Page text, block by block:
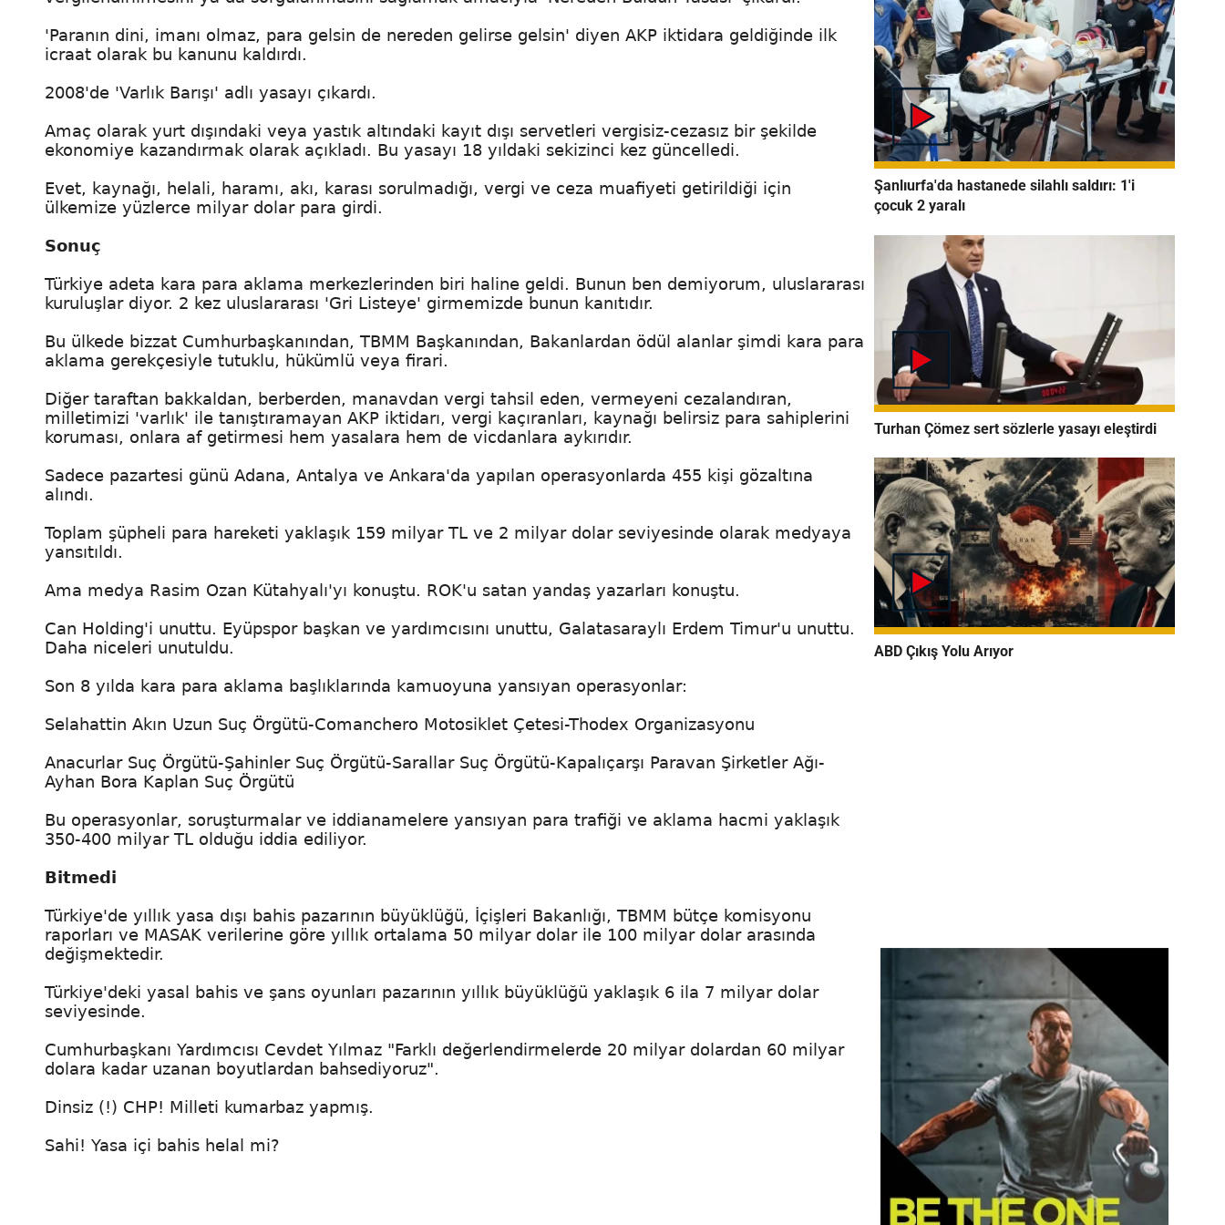
'Paranın dini, imanı olmaz, para gelsin de nereden gelirse gelsin' diyen AKP iktidara geldiğinde ilk
icraat olarak bu kanunu kaldırdı.
2008'de 'Varlık Barışı' adlı yasayı çıkardı.
Amaç olarak yurt dışındaki veya yastık altındaki kayıt dışı servetleri vergisiz-cezasız bir şekilde
ekonomiye kazandırmak olarak açıkladı. Bu yasayı 18 yıldaki sekizinci kez güncelledi.
Evet, kaynağı, helali, haramı, akı, karası sorulmadığı, vergi ve ceza muafiyeti getirildiği için
ülkemize yüzlerce milyar dolar para girdi.
Sonuç
Türkiye adeta kara para aklama merkezlerinden biri haline geldi. Bunun ben demiyorum, uluslararası
kuruluşlar diyor. 2 kez uluslararası 'Gri Listeye' girmemizde bunun kanıtıdır.
Bu ülkede bizzat Cumhurbaşkanından, TBMM Başkanından, Bakanlardan ödül alanlar şimdi kara para
aklama gerekçesiyle tutuklu, hükümlü veya firari.
Diğer taraftan bakkaldan, berberden, manavdan vergi tahsil eden, vermeyeni cezalandıran,
milletimizi 'varlık' ile tanıştıramayan AKP iktidarı, vergi kaçıranları, kaynağı belirsiz para sahiplerini
koruması, onlara af getirmesi hem yasalara hem de vicdanlara aykırıdır.
Sadece pazartesi günü Adana, Antalya ve Ankara'da yapılan operasyonlarda 455 kişi gözaltına
alındı.
Toplam şüpheli para hareketi yaklaşık 159 milyar TL ve 2 milyar dolar seviyesinde olarak medyaya
yansıtıldı.
Ama medya Rasim Ozan Kütahyalı'yı konuştu. ROK'u satan yandaş yazarları konuştu.
Can Holding'i unuttu. Eyüpspor başkan ve yardımcısını unuttu, Galatasaraylı Erdem Timur'u unuttu.
Daha niceleri unutuldu.
Son 8 yılda kara para aklama başlıklarında kamuoyuna yansıyan operasyonlar:
Selahattin Akın Uzun Suç Örgütü-Comanchero Motosiklet Çetesi-Thodex Organizasyonu
Anacurlar Suç Örgütü-Şahinler Suç Örgütü-Sarallar Suç Örgütü-Kapalıçarşı Paravan Şirketler Ağı-
Ayhan Bora Kaplan Suç Örgütü
Bu operasyonlar, soruşturmalar ve iddianamelere yansıyan para trafiği ve aklama hacmi yaklaşık
350-400 milyar TL olduğu iddia ediliyor.
Bitmedi
Türkiye'de yıllık yasa dışı bahis pazarının büyüklüğü, İçişleri Bakanlığı, TBMM bütçe komisyonu
raporları ve MASAK verilerine göre yıllık ortalama 50 milyar dolar ile 100 milyar dolar arasında
değişmektedir.
Türkiye'deki yasal bahis ve şans oyunları pazarının yıllık büyüklüğü yaklaşık 6 ila 7 milyar dolar
seviyesinde.
Cumhurbaşkanı Yardımcısı Cevdet Yılmaz "Farklı değerlendirmelerde 20 milyar dolardan 60 milyar
dolara kadar uzanan boyutlardan bahsediyoruz".
Dinsiz (!) CHP! Milleti kumarbaz yapmış.
Sahi! Yasa içi bahis helal mi?
Şanlıurfa'da hastanede silahlı saldırı: 1'i
çocuk 2 yaralı
Turhan Çömez sert sözlerle yasayı eleştirdi
ABD Çıkış Yolu Arıyor